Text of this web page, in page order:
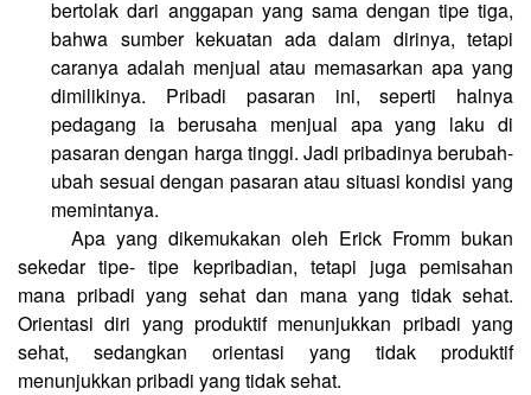
bertolak dari anggapan yang sama dengan tipe tiga,
bahwa sumber kekuatan ada dalam dirinya, tetapi
caranya adalah menjual atau memasarkan apa yang
dimilikinya. Pribadi pasaran ini, seperti halnya
pedagang ia berusaha menjual apa yang laku di
pasaran dengan harga tinggi. Jadi pribadinya berubah-
ubah sesuai dengan pasaran atau situasi kondisi yang
memintanya.
Apa yang dikemukakan oleh Erick Fromm bukan
sekedar tipe- tipe kepribadian, tetapi juga pemisahan
mana pribadi yang sehat dan mana yang tidak sehat.
Orientasi diri yang produktif menunjukkan pribadi yang
sehat, sedangkan orientasi yang tidak produktif
menunjukkan pribadi yang tidak sehat.